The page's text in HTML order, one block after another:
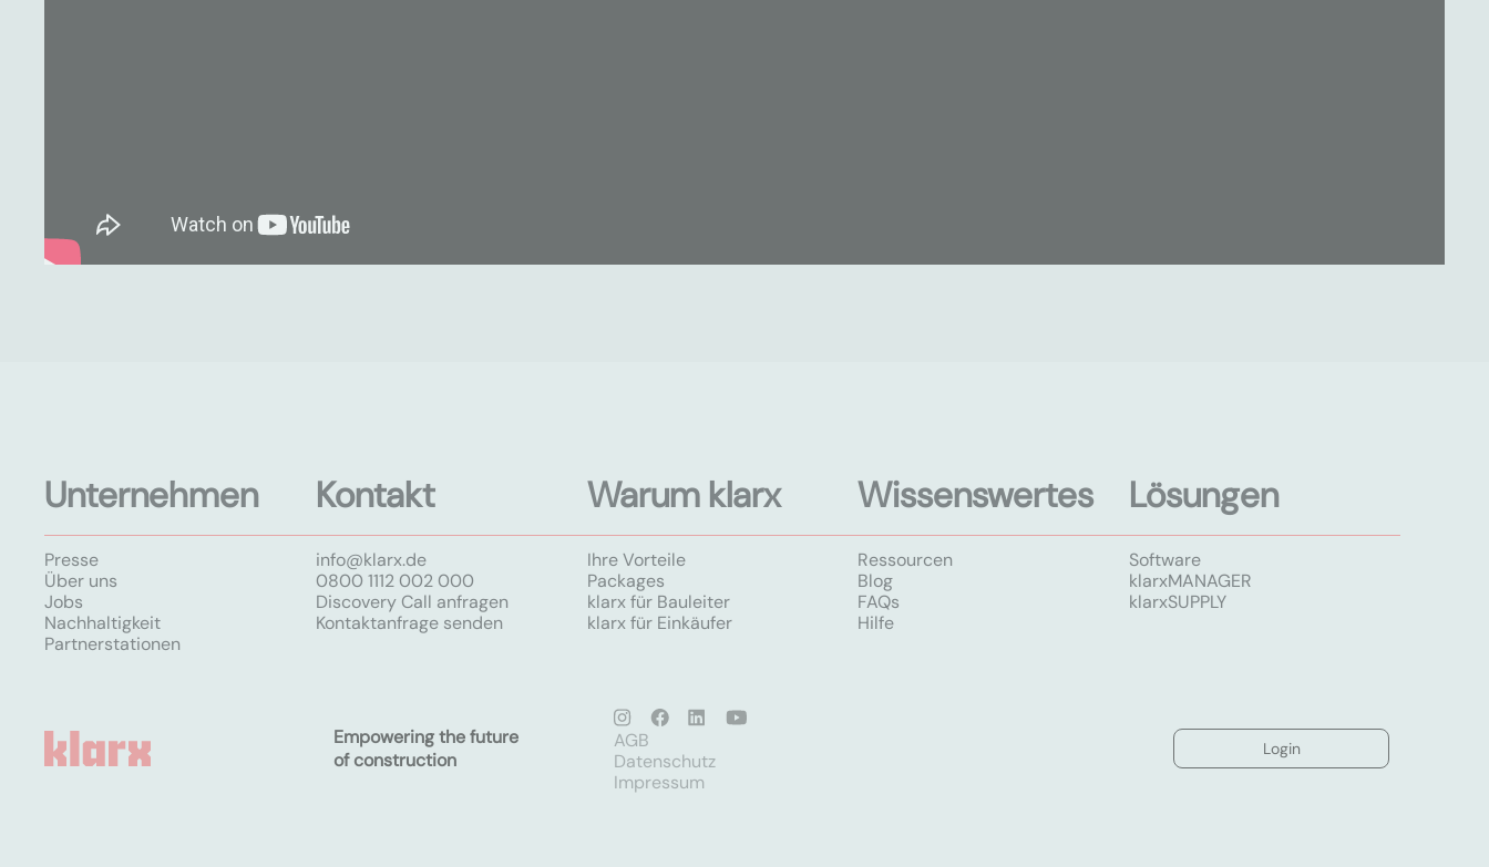
Unternehmen
Presse
Über uns
Jobs
Nachhaltigkeit
Partnerstationen
Kontakt
info@klarx.de
0800 1112 002 000
Discovery Call anfragen
Kontaktanfrage senden
Warum klarx
Ihre Vorteile
Packages
klarx für Bauleiter
klarx für Einkäufer
Wissenswertes
Ressourcen
Blog
FAQs
Hilfe
Lösungen
Software
klarxMANAGER
klarxSUPPLY
Empowering the future
of construction
AGB
Datenschutz
Impressum
Login